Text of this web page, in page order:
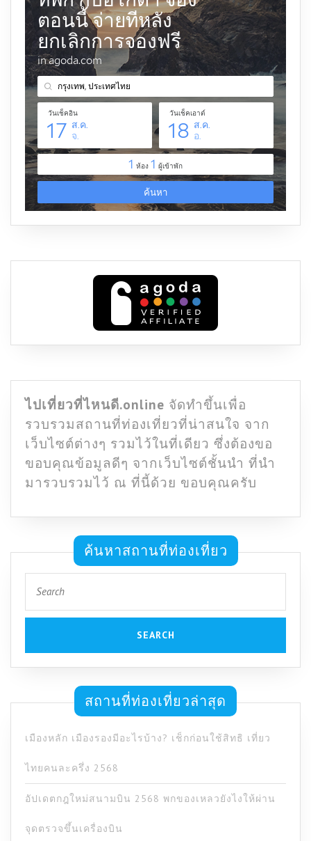
ไปเที่ยวที่ไหนดี.online จัดทำขึ้นเพื่อ
รวบรวมสถานที่ท่องเที่ยวที่น่าสนใจ จาก
เว็บไซต์ต่างๆ รวมไว้ในที่เดียว ซึ่งต้องขอ
ขอบคุณข้อมูลดีๆ จากเว็บไซต์ชั้นนำ ที่นำ
มารวบรวมไว้ ณ ที่นี้ด้วย ขอบคุณครับ
ค้นหาสถานที่ท่องเที่ยว
for:
สถานที่ท่องเที่ยวล่าสุด
เมืองหลัก เมืองรองมีอะไรบ้าง? เช็กก่อนใช้สิทธิ เที่ยว
ไทยคนละครึ่ง 2568
อัปเดตกฎใหม่สนามบิน 2568 พกของเหลวยังไงให้ผ่าน
จุดตรวจขึ้นเครื่องบิน